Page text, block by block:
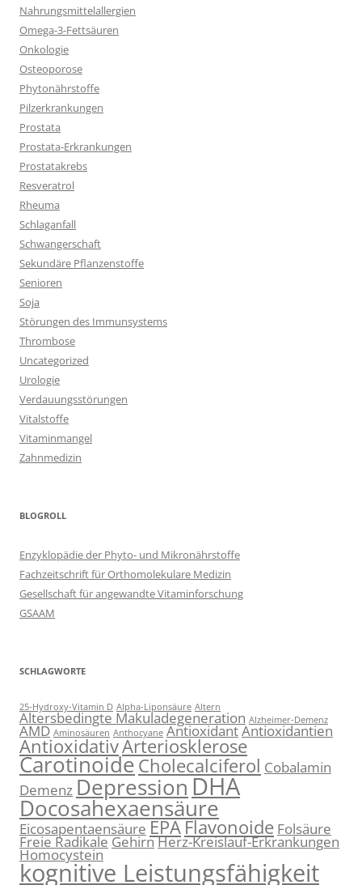
Nahrungsmittelallergien
Omega-3-Fettsäuren
Onkologie
Osteoporose
Phytonährstoffe
Pilzerkrankungen
Prostata
Prostata-Erkrankungen
Prostatakrebs
Resveratrol
Rheuma
Schlaganfall
Schwangerschaft
Sekundäre Pflanzenstoffe
Senioren
Soja
Störungen des Immunsystems
Thrombose
Uncategorized
Urologie
Verdauungsstörungen
Vitalstoffe
Vitaminmangel
Zahnmedizin
BLOGROLL
Enzyklopädie der Phyto- und Mikronährstoffe
Fachzeitschrift für Orthomolekulare Medizin
Gesellschaft für angewandte Vitaminforschung
GSAAM
SCHLAGWORTE
25-Hydroxy-Vitamin D Alpha-Liponsäure Altern
Altersbedingte Makuladegeneration Alzheimer-Demenz
AMD Aminosäuren Anthocyane AntioxidantAntioxidantien
AntioxidativArteriosklerose
CarotinoideCholecalciferol Cobalamin
Demenz DepressionDHA
Docosahexaensäure
Eicosapentaensäure EPAFlavonoide Folsäure
Freie RadikaleGehirnHerz-Kreislauf-Erkrankungen
Homocystein
kognitive Leistungsfähigkeit